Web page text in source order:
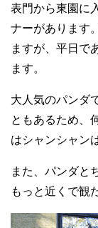
表門から東園に
ナーがあります
ますが、平日で
ます。
大人気のパンダ
ともあるため、
はシャンシャン
また、パンダと
もっと近くで観